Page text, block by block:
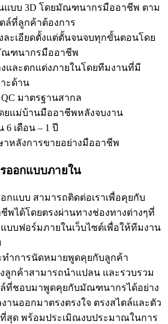
แบบ 3D โดยมัณฑนากรมืออาชีพ ตาม
ล์ที่ลูกค้าต้องการ
ละเอียดตั้งแต่ตั้นจนจบทุกขั้นตอนโดย
ฑนากรมืออาชีพ
และตกแต่งภายในโดยทีมงานที่มี
ะด้าน
มาตรฐานสากล
ยแม่บ้านมืออาชีพหลังจบงาน
เดือน – 1 ปี
หลังการขายอย่างมืออาชีพ
ออกแบบภายใน
กแบบ สามารถติดต่อเราเพื่อคุยกับ
ได้โดยตรงผ่านทางช่องทางต่างๆที่
บบฟอร์มภายในเว็บไซต์เพื่อให้ทีมงาน
ำการนัดหมายพูดคุยกับลูกค้า
ลูกค้าสามารถนำแปลน และรวบรวม
ล์ที่ชอบมาพูดคุยกับมัณฑนากรได้อย่าง
านออกมาตรงตรงใจ ตรงสไตล์และตัว
สุด พร้อมประเมิณงบประมาณในการ